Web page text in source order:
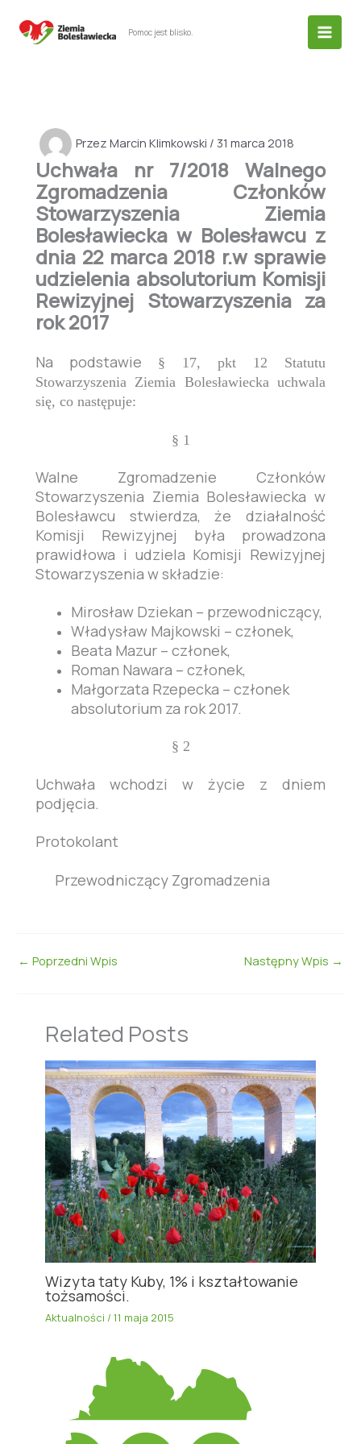
Pomoc jest blisko.
Przez Marcin Klimkowski / 31 marca 2018
Uchwała nr 7/2018 Walnego
Zgromadzenia Członków
Stowarzyszenia Ziemia
Bolesławiecka w Bolesławcu z
dnia 22 marca 2018 r.w sprawie
udzielenia absolutorium Komisji
Rewizyjnej Stowarzyszenia za
rok 2017
Na podstawie § 17, pkt 12 Statutu
Stowarzyszenia Ziemia Bolesławiecka uchwala
się, co następuje:
§ 1
Walne Zgromadzenie Członków
Stowarzyszenia Ziemia Bolesławiecka w
Bolesławcu stwierdza, że działalność
Komisji Rewizyjnej była prowadzona
prawidłowa i udziela Komisji Rewizyjnej
Stowarzyszenia w składzie:
Mirosław Dziekan – przewodniczący,
Władysław Majkowski – członek,
Beata Mazur – członek,
Roman Nawara – członek,
Małgorzata Rzepecka – członek
absolutorium za rok 2017.
§ 2
Uchwała wchodzi w życie z dniem
podjęcia.
Protokolant
Przewodniczący Zgromadzenia
← Poprzedni Wpis Następny Wpis →
Related Posts
Wizyta taty Kuby, 1% i kształtowanie
tożsamości.
Aktualności /11 maja 2015